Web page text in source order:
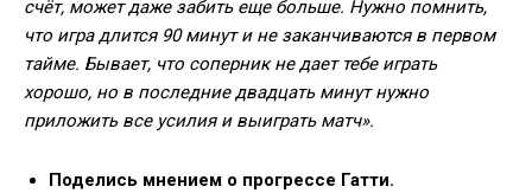
счёт, может даже забить еще больше. Нужно помнить,
что игра длится 90 минут и не заканчиваются в первом
тайме. Бывает, что соперник не дает тебе играть
хорошо, но в последние двадцать минут нужно
приложить все усилия и выиграть матч».
Поделись мнением о прогрессе Гатти.